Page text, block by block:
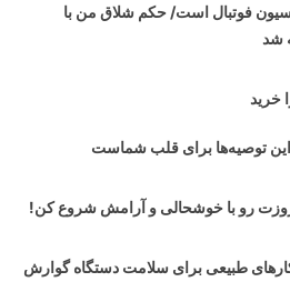
فوتبال است/ حکم شلاق من با
خرید
رو با خوشحالی و آرامش شروع کن!